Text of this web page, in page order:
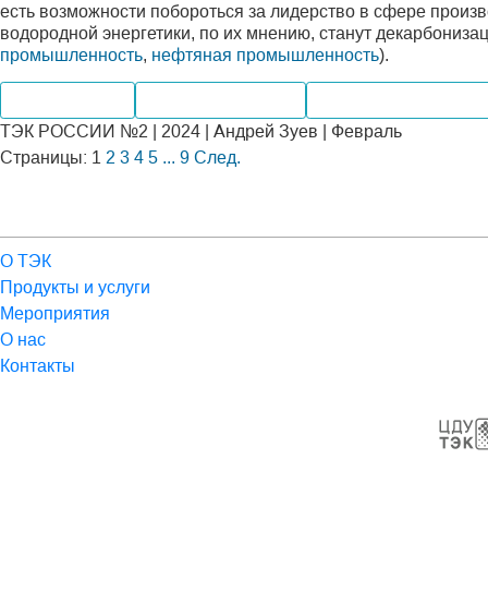
есть возможности побороться за лидерство в сфере
водородной энергетики, по их мнению, станут
промышленность, нефтяная промышленность).
ТЭК РОССИИ №2 | 2024 | Андрей Зуев | Февраль
Страницы: 1 2 3 4 5 ... 9 След.
О ТЭК
Продукты и услуги
Мероприятия
О нас
Контакты